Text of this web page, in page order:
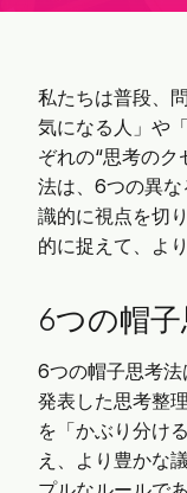
私たちは普段、
気になる人」や
ぞれの“思考の
法は、6つの異
識的に視点を切
的に捉えて、よ
6つの帽
6つの帽子思考
発表した思考整
を「かぶり分け
え、より豊かな